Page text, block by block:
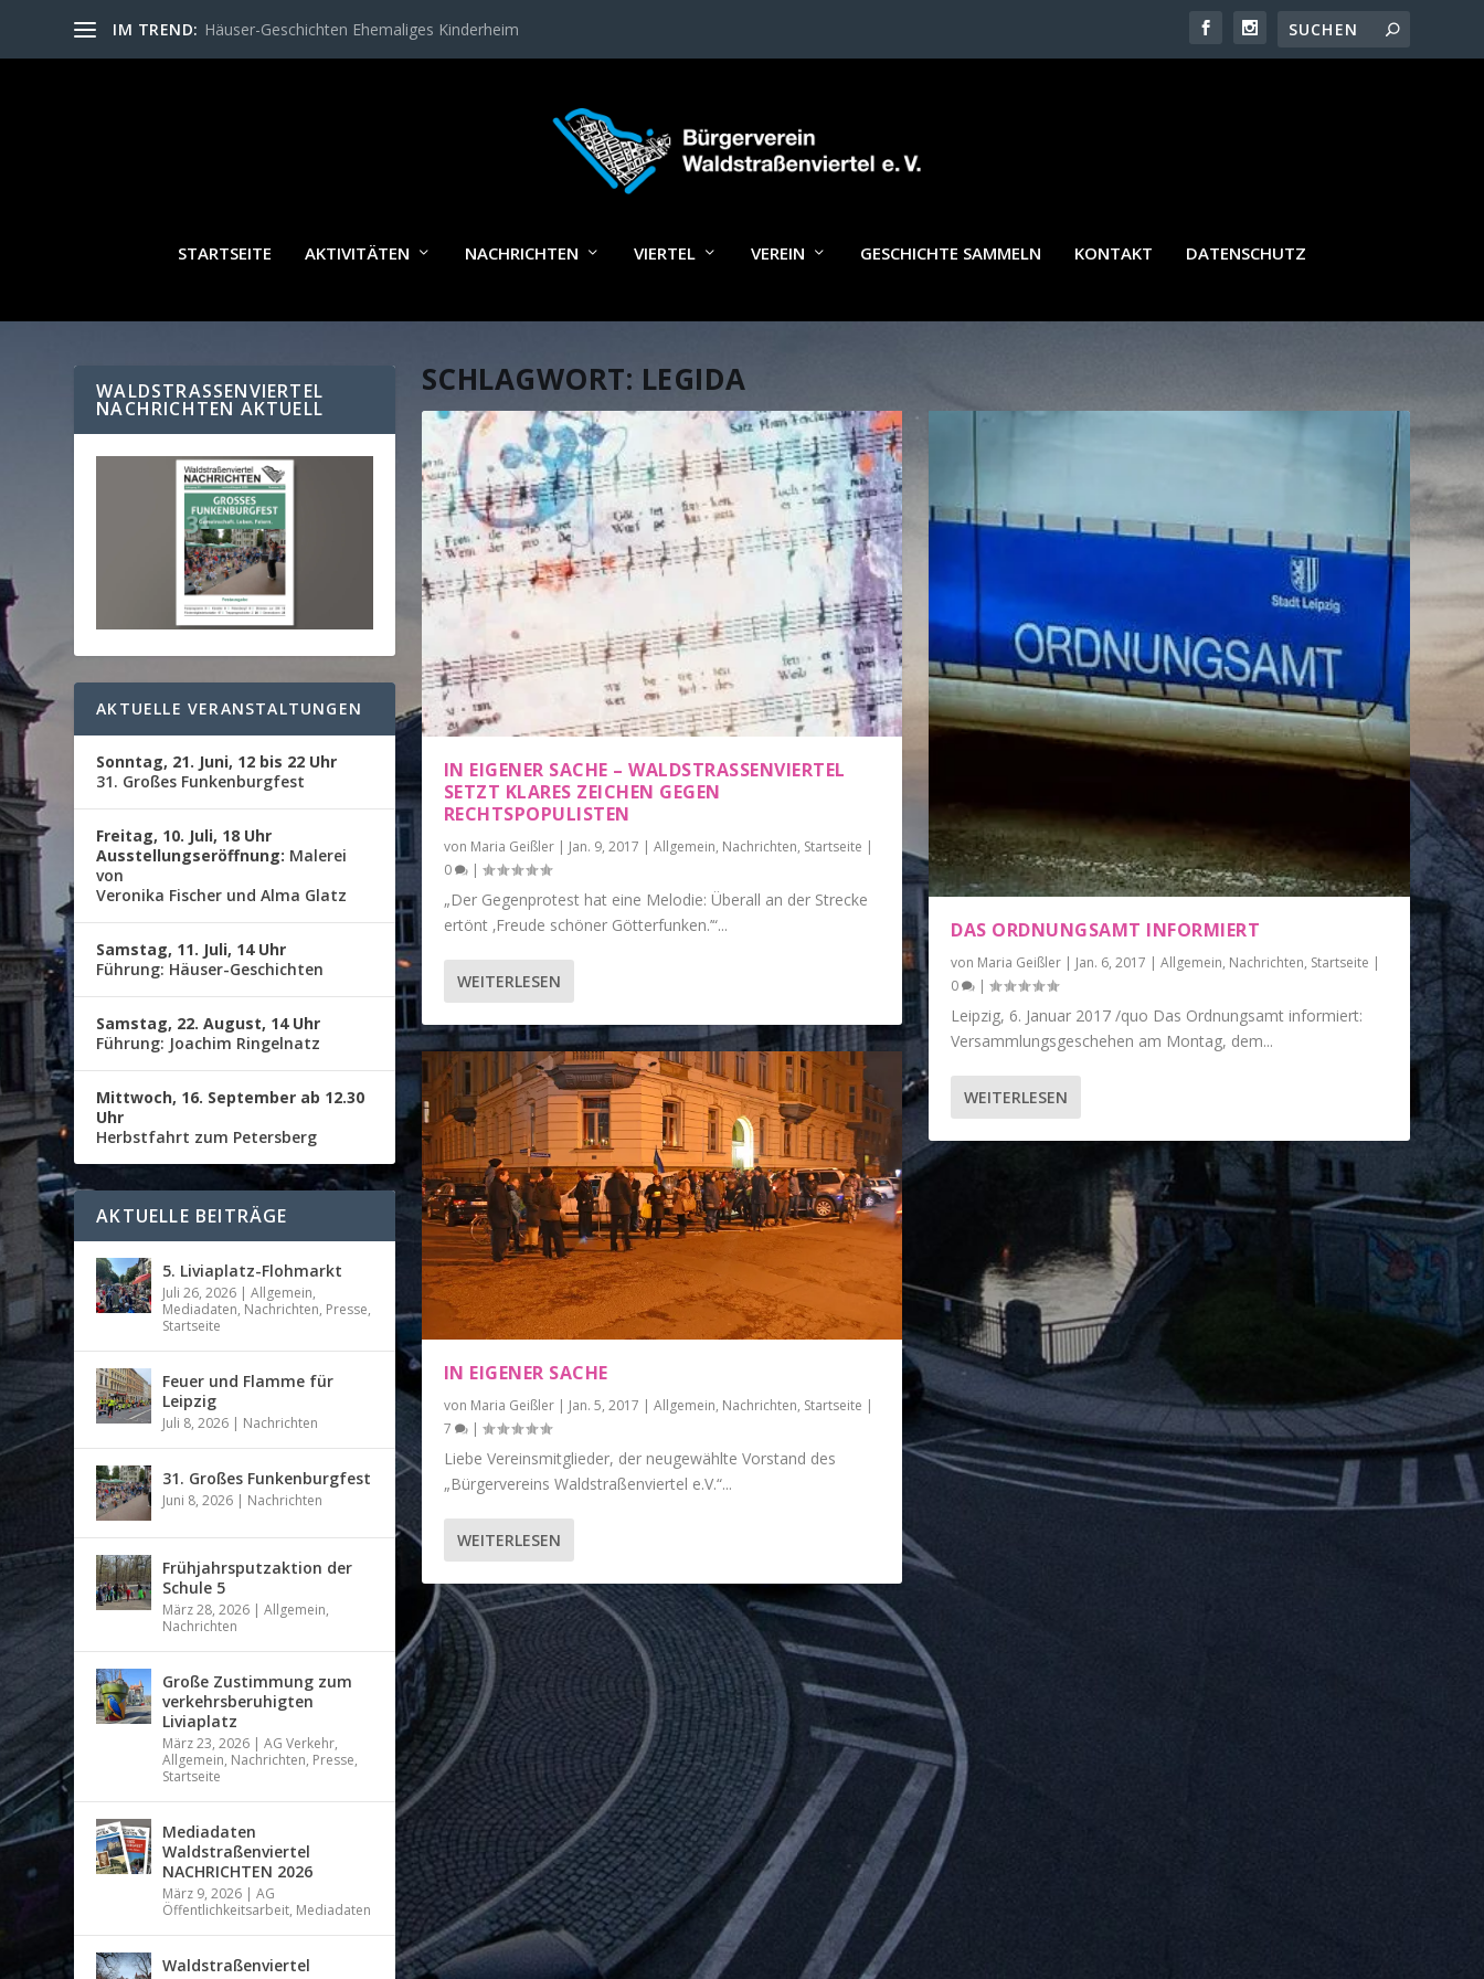
IM TREND: Häuser-Geschichten Ehemaliges Kinderheim
STARTSEITE AKTIVITÄTEN NACHRICHTEN VIERTEL VEREIN GESCHICHTE SAMMELN KONTAKT DATENSCHUTZ
SCHLAGWORT: LEGIDA
IN EIGENER SACHE – WALDSTRASSENVIERTEL S
ETZT KLARES ZEICHEN GEGEN R
ECHTSPOPULISTEN
von Maria Geißler| Jan. 9, 2017 | Allgemein, Nachrichten, Startseite |
0
|
„Der Gegenprotest hat eine Melodie: Überall an der Strecke
ertönt ‚Freude schöner Götterfunken.’“...
WEITERLESEN
IN EIGENER SACHE
von Maria Geißler| Jan. 5, 2017 | Allgemein, Nachrichten, Startseite |
7
|
Liebe Vereinsmitglieder, der neugewählte Vorstand des
„Bürgervereins Waldstraßenviertel e.V.“...
WEITERLESEN
DAS ORDNUNGSAMT INFORMIERT
von Maria Geißler | Jan. 6, 2017 |Allgemein, Nachrichten, Startseite |
0
|
Leipzig, 6. Januar 2017 /quo Das Ordnungsamt informiert:
Versammlungsgeschehen am Montag, dem...
WEITERLESEN
WALDSTRASSENVIERTEL N
ACHRICHTEN AKTUELL
AKTUELLE VERANSTALTUNGEN
Sonntag, 21. Juni, 12 bis 22 Uhr
31. Großes Funkenburgfest
Freitag, 10. Juli, 18 Uhr
Ausstellungseröffnung: Malerei
von
Veronika Fischer und Alma Glatz
Samstag, 11. Juli, 14 Uhr
Führung: Häuser-Geschichten
Samstag, 22. August, 14 Uhr
Führung: Joachim Ringelnatz
Mittwoch, 16. September ab 12.30
Uhr
Herbstfahrt zum Petersberg
AKTUELLE BEITRÄGE
5. Liviaplatz-Flohmarkt
Juli 26, 2026 |Allgemein,
Mediadaten, Nachrichten, Presse,
Startseite
Feuer und Flamme für
Leipzig
Juli 8, 2026 | Nachrichten
31. Großes Funkenburgfest
Juni 8, 2026 | Nachrichten
Frühjahrsputzaktion der
Schule 5
März 28, 2026 |Allgemein,
Nachrichten
Große Zustimmung zum
verkehrsberuhigten
Liviaplatz
März 23, 2026 |AG Verkehr,
Allgemein, Nachrichten, Presse,
Startseite
Mediadaten
Waldstraßenviertel
NACHRICHTEN 2026
März 9, 2026 |AG
Öffentlichkeitsarbeit, Mediadaten
Waldstraßenviertel